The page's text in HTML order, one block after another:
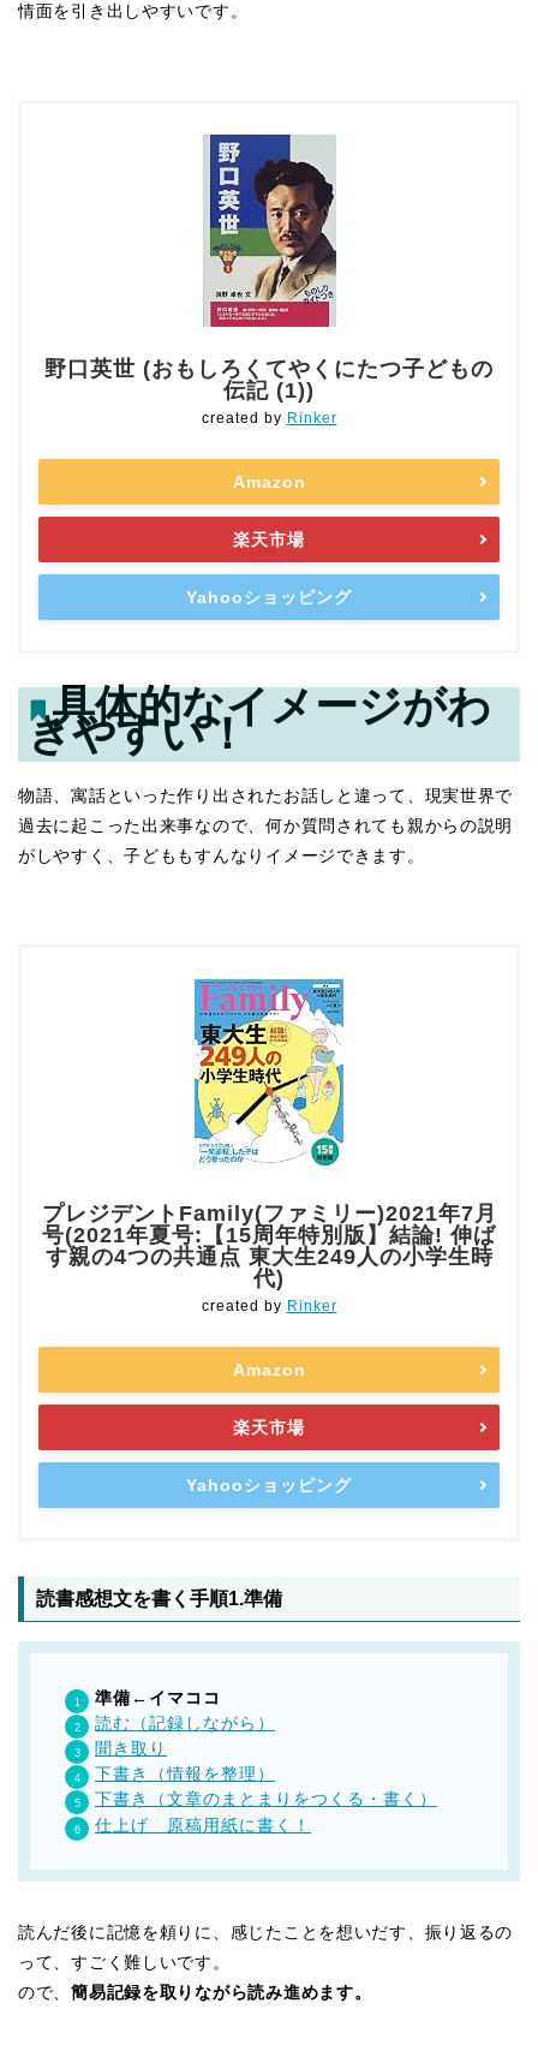
情面を引き出しやすいです。
野口英世 (おもしろくてやくにたつ子どもの
伝記 (1))
created by Rinker
Amazon
楽天市場
Yahooショッピング
具体的なイメージがわ
きやすい！
物語、寓話といった作り出されたお話しと違って、現実世界で
過去に起こった出来事なので、何か質問されても親からの説明
がしやすく、子どももすんなりイメージできます。
プレジデントFamily(ファミリー)2021年7月
号(2021年夏号:【15周年特別版】結論! 伸ば
す親の4つの共通点 東大生249人の小学生時
代)
created by Rinker
Amazon
楽天市場
Yahooショッピング
読書感想文を書く手順1.準備
準備←イマココ
読む（記録しながら）
聞き取り
下書き（情報を整理）
下書き（文章のまとまりをつくる・書く）
仕上げ 原稿用紙に書く！
読んだ後に記憶を頼りに、感じたことを想いだす、振り返るの
って、すごく難しいです。
ので、簡易記録を取りながら読み進めます。